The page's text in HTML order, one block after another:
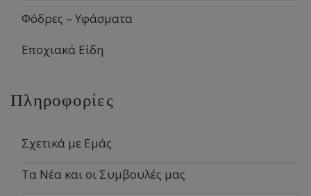
Φόδρες – Υφάσματα
Εποχιακά Είδη
Πληροφορίες
Σχετικά με Εμάς
Τα Νέα και οι Συμβουλές μας